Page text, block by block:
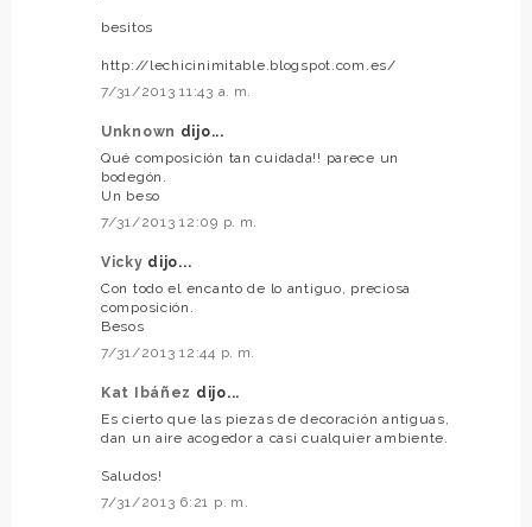
besitos
http://lechicinimitable.blogspot.com.es/
7/31/2013 11:43 a. m.
Unknown dijo...
Qué composición tan cuidada!! parece un
bodegón.
Un beso
7/31/2013 12:09 p. m.
Vicky dijo...
Con todo el encanto de lo antiguo, preciosa
composición.
Besos
7/31/2013 12:44 p. m.
Kat Ibáñez dijo...
Es cierto que las piezas de decoración antiguas,
dan un aire acogedor a casi cualquier ambiente.
Saludos!
7/31/2013 6:21 p. m.